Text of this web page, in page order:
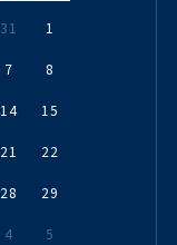
31 1
7 8
14 15
21 22
28 29
4 5